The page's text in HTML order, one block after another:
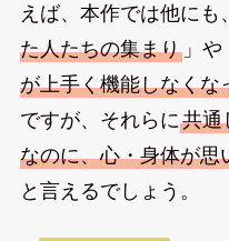
えば、本作では他にも
た人たちの集まり」や
が上手く機能しなくな
ですが、それらに共通
なのに、心・身体が思
と言えるでしょう。